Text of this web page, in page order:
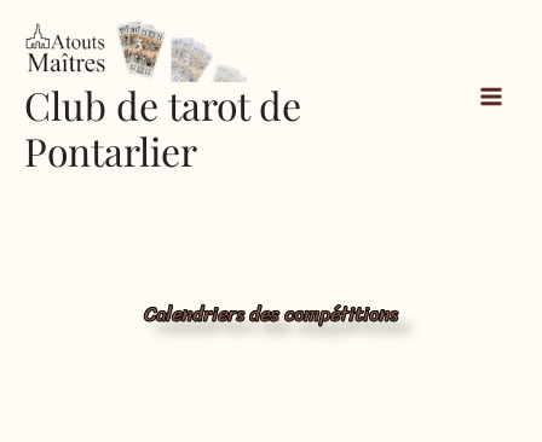
contenu
Club de tarot de
Pontarlier
Calendriers des compétitions